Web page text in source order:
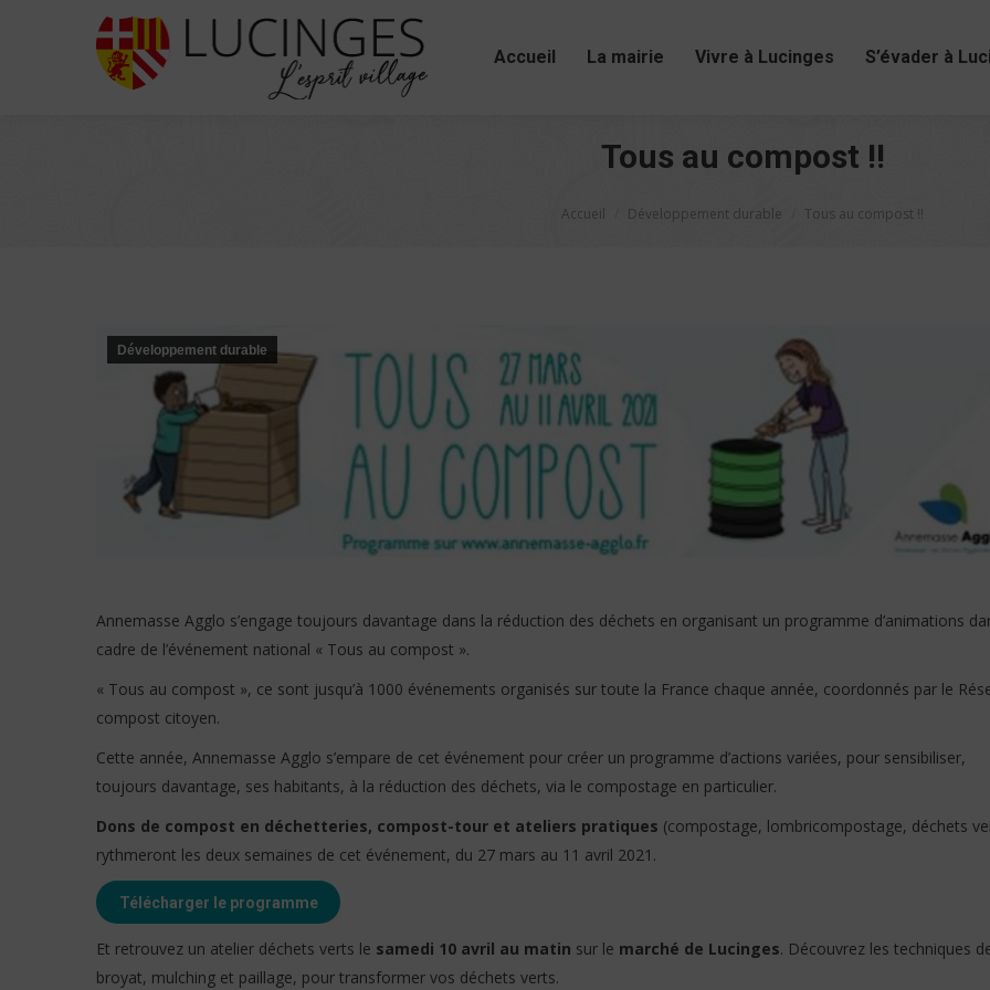
Accueil La mairie Vivre à Lucinges S’évader à
Tous au compost !!
Accueil Développement durable Tous au compost !!
Développement durable
Annemasse Agglo s’engage toujours davantage dans la réduction des déchets en organisant un programme d’animations
cadre de l’événement national « Tous au compost ».
« Tous au compost », ce sont jusqu’à 1000 événements organisés sur toute la France chaque année, coordonnés par le
compost citoyen.
Cette année, Annemasse Agglo s’empare de cet événement pour créer un programme d’actions variées, pour sensibiliser,
toujours davantage, ses habitants, à la réduction des déchets, via le compostage en particulier.
Dons de compost en déchetteries, compost-tour et ateliers pratiques (compostage, lombricompostage, déchets
rythmeront les deux semaines de cet événement, du 27 mars au 11 avril 2021.
Télécharger le programme
Et retrouvez un atelier déchets verts le samedi 10 avril au matin sur le marché de Lucinges. Découvrez les techniques
broyat, mulching et paillage, pour transformer vos déchets verts.